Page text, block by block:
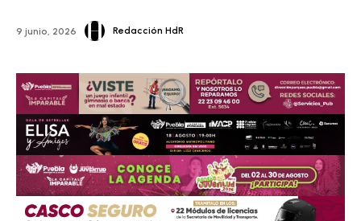
9 junio, 2026 Redacción HdR